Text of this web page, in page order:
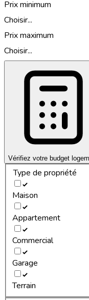
Prix minimum
Choisir...
Prix maximum
Choisir...
Vérifiez votre budget
Type de propriété
Maison
Appartement
Commercial
Garage
Terrain